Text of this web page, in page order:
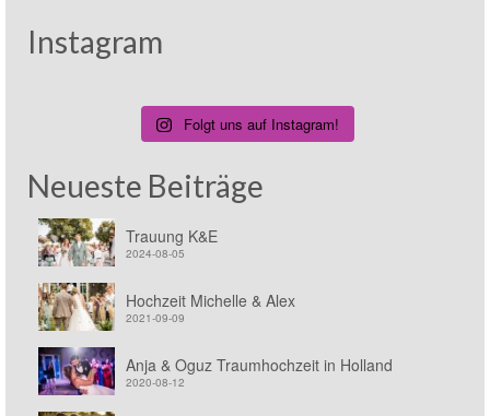
Instagram
Folgt uns auf Instagram!
Neueste Beiträge
Trauung K&E
2024-08-05
Hochzeit Michelle & Alex
2021-09-09
Anja & Oguz Traumhochzeit in Holland
2020-08-12